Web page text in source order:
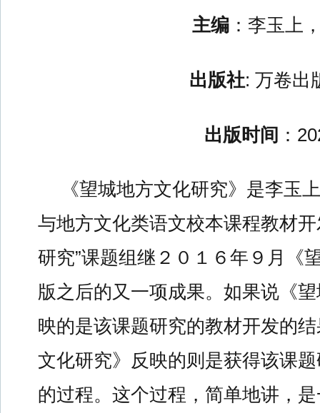
主编：李玉上
出版社: 万卷出
出版时间 ：
《望城地方文化研究》是李玉
与地方文化类语文校本课程教材
研究”课题组继２０１６年９月《
版之后的又一项成果。如果说《
映的是该课题研究的教材开发的
文化研究》反映的则是获得该课
的过程。这个过程，简单地讲，